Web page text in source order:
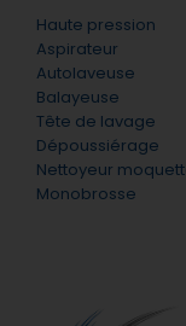
Haute pression
Aspirateur
Autolaveuse
Balayeuse
Tête de lavage
Dépoussiérage
Nettoyeur
Monobrosse